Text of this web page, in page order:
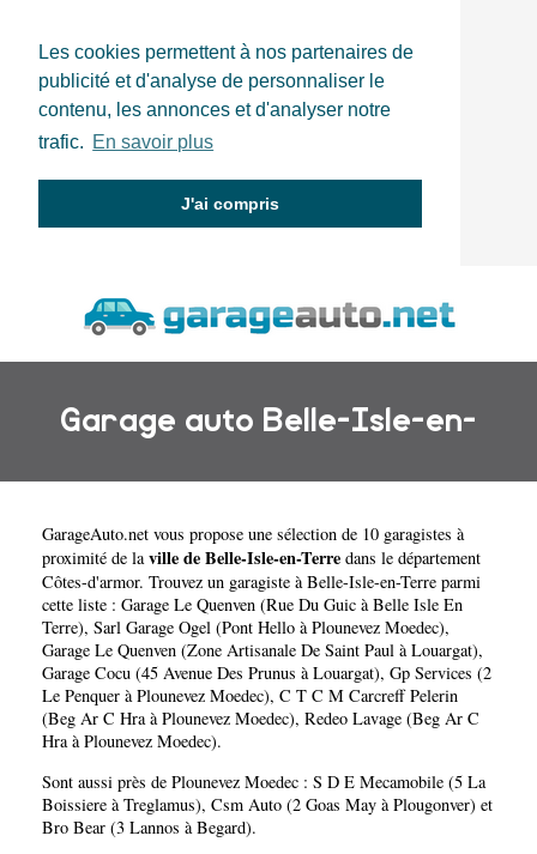
Les cookies permettent à nos partenaires de
publicité et d'analyse de personnaliser le
contenu, les annonces et d'analyser notre
trafic. En savoir plus
J'ai compris
Garage auto Belle-Isle-en-
Terre
GarageAuto.net vous propose une sélection de 10 garagistes à
proximité de laville de Belle-Isle-en-Terre dans le département
Côtes-d'armor. Trouvez un garagiste à Belle-Isle-en-Terre parmi
cette liste : Garage Le Quenven (Rue Du Guic à Belle Isle En
Terre), Sarl Garage Ogel (Pont Hello à Plounevez Moedec),
Garage Le Quenven (Zone Artisanale De Saint Paul à Louargat),
Garage Cocu (45 Avenue Des Prunus à Louargat), Gp Services (2
Le Penquer à Plounevez Moedec), C T C M Carcreff Pelerin
(Beg Ar C Hra à Plounevez Moedec), Redeo Lavage (Beg Ar C
Hra à Plounevez Moedec).
Sont aussi près de Plounevez Moedec : S D E Mecamobile (5 La
Boissiere à Treglamus), Csm Auto (2 Goas May à Plougonver) et
Bro Bear (3 Lannos à Begard).